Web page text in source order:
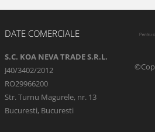
DATE COMERCIALE
S.C. KOA NEVA TRADE S.R.L.
J40/3402/2012
RO29966200
Str. Turnu Magurele, nr. 13
Bucuresti, Bucuresti